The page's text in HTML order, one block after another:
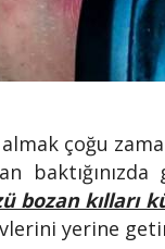
almak çoğu
bozan kılları
yerine